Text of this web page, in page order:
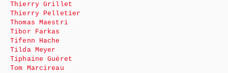
Thierry Grillet
Thierry Pelletier
Thomas Maestri
Tibor Farkas
Tifenn Hache
Tilda Meyer
Tiphaine Guéret
Tom Marcireau